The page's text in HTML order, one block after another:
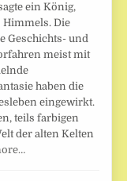
ein König,
Himmels. Die
Geschichts- und
meist mit
haben die
eingewirkt.
teils farbigen
der alten Kelten